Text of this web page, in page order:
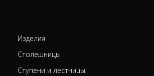
Изделия
Столешницы
Ступени и лестницы